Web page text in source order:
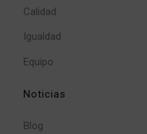
Calidad
Igualdad
Equipo
Noticias
Blog